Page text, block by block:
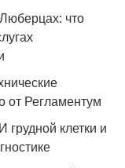
что
от Регламентум
грудной клетки и